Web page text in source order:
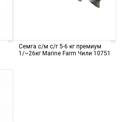
Семга с/м с/г 5-6 кг премиум
1/~26кг Marine Farm Чили 10751